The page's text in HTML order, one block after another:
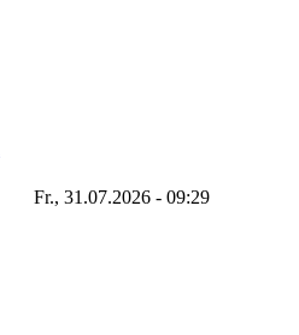
Fr., 31.07.2026 - 09:29